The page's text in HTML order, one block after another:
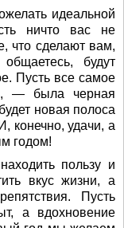
идеальной
ничто вас не
что сделают вам,
будут
Пусть все самое
— была черная
новая полоса
удачи, а
годом!
пользу и
вкус жизни, а
Пусть
а вдохновение